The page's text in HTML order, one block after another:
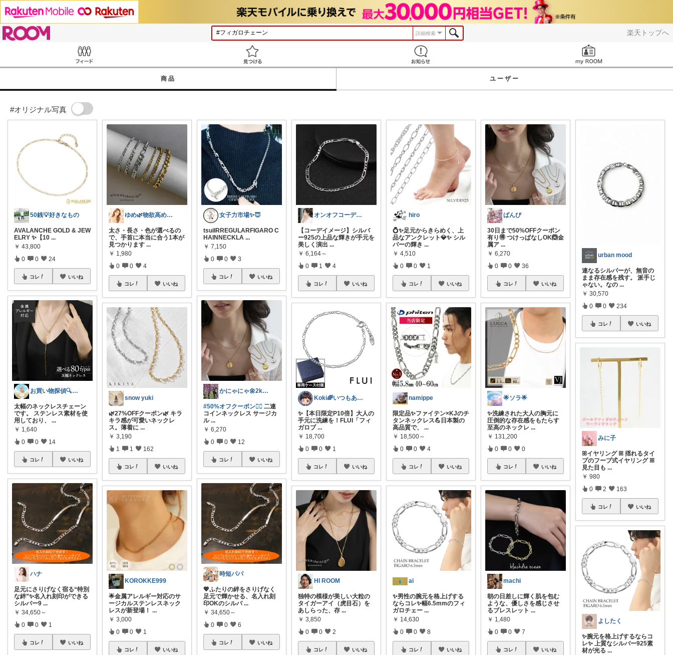
楽天トップへ
詳細検索
商品 ユーザー
#オリジナル写真
50銭💡好きなもの
AVALANCHE GOLD & JEW
ELRY ✨【10 ...
￥ 43,800
0 0 24
コレ いいね
お買い物探偵🔍とんとん
太幅のネックレスチェーン
です。 ステンレス素材を使
用しており、
...
￥ 1,640
0 0 14
コレ いいね
ハナ
足元にさりげなく宿る“特別
な絆”✨名入れ刻印ができる
シルバー9 ...
￥ 34,650～
0 0 1
コレ いいね
ゆめ🌿物欲高め沼落ちアラフォー
太さ・長さ・色が選べるの
で、手首に本当に合う1本が
見つかります ...
￥ 1,980
0 0 4
コレ いいね
snow yuki
🌿27%OFFクーポン🌿 キラ
キラ感が可愛いネックレ
ス。薄着に ...
￥ 3,190
1 1 162
コレ いいね
KOROKKE999
🌟金属アレルギー対応のサ
ージカルステンレスネック
レスが新登場！ ...
￥ 3,000
0 0 1
コレ いいね
女子力市場✨😇
tsuiIRREGULARFIGARO C
HAINNECKLA ...
￥ 7,150
0 0 3
コレ いいね
かにゃにゃ🌼2kids mama
#50%オフクーポン❤️‍🔥 二連
コインネックレス サージカ
ル ...
￥ 6,270
0 0 12
コレ いいね
時短パパ
💖ふたりの絆をさりげなく
足元で輝かせる、名入れ刻
印OKのシルバ ...
￥ 34,650～
0 0 6
コレ いいね
オンオフコーデと在宅ワーク💕@すずさか
【コーデイメージ】シルバ
ー925の上品な輝きが手元を
美しく演出 ...
￥ 6,164～
0 1 4
コレ いいね
Koki🌈いつもありがとうございます
✨【本日限定P10倍】大人の
手元に洗練を！FLUI「フィ
ガロブ ...
￥ 18,700
0 0 1
コレ いいね
HI ROOM
独特の模様が美しい大粒の
タイガーアイ（虎目石）を
あしらった、存 ...
￥ 3,850
0 0 2
コレ いいね
hiro
💍✨足元からきらめく、上
品なアンクレット💎✨ シル
バーの輝き ...
￥ 4,510
0 0 1
コレ いいね
namippe
限定品✨ファイテン×KJのチ
タンネックレス💪日本製の
高品質で、
...
￥ 18,500～
0 0 4
コレ いいね
ai
✨男性の腕元を格上げする
ならコレ✨幅6.5mmのフィ
ガロチェー ...
￥ 14,630
0 0 8
コレ いいね
ばんび
30日まで50%OFFクーポン
有り🉐 つけっぱなしOK🙆金
属ア ...
￥ 6,270
0 0 36
コレ いいね
🌟ソラ🌟
✨洗練された大人の胸元に
圧倒的な存在感をもたらす
至高のネックレ ...
￥ 131,200
0 0 0
コレ いいね
machi
朝の日差しに輝く肌を包む
ような、優しさを感じさせ
るブレスレット ...
￥ 1,480
0 0 7
コレ いいね
urban mood
連なるシルバーが、無音の
まま存在感を残す。 派手じ
ゃない。なの ...
￥ 30,570
0 0 234
コレ いいね
みに子
ꕤイヤリング ꕤ 揺れるタイ
プのフープ式イヤリング ꕤ
見た目も ...
￥ 980
0 2 163
コレ いいね
よしたく
✨腕元を格上げするならコ
レ✨ 上質なシルバー925素
材が光る ...